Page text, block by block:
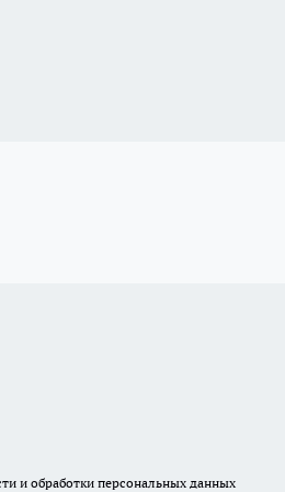
и обработки персональных данных